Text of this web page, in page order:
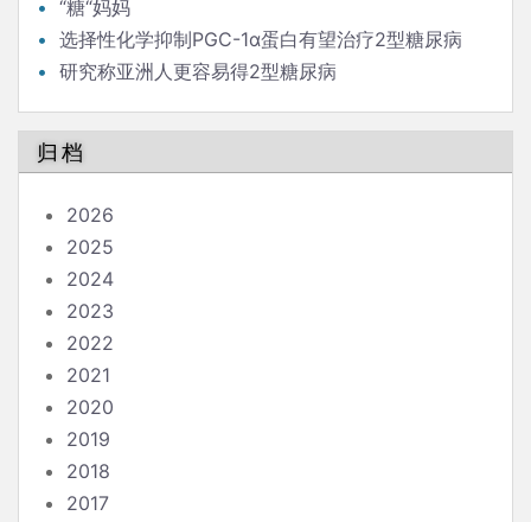
“糖“妈妈
选择性化学抑制PGC-1α蛋白有望治疗2型糖尿病
研究称亚洲人更容易得2型糖尿病
归档
2026
2025
2024
2023
2022
2021
2020
2019
2018
2017